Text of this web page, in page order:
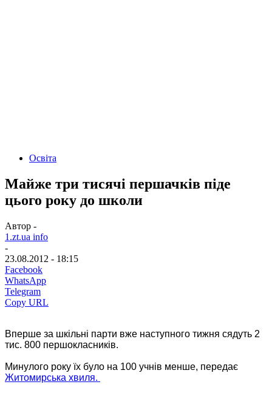
Освіта
Майже три тисячі першачків піде
цього року до школи
Автор -
1.zt.ua info
-
23.08.2012 - 18:15
Facebook
WhatsApp
Telegram
Copy URL
Вперше за шкільні парти вже наступного тижня сядуть 2
тис. 800 першокласників.
Минулого року їх було на 100 учнів менше, передає
Житомирська хвиля.